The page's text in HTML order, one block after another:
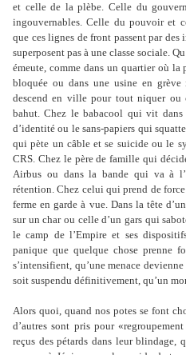
et celle de la plèbe. Celle du
ingouvernables. Celle du pouvoir et
que ces lignes de front passent par des
superposent pas à une classe sociale. Qu
émeute, comme dans un quartier où la
bloquée ou dans une usine en
descend en ville pour tout niquer ou
bahut. Chez le babacool qui vit dans
d’identité ou le sans-papiers qui
qui pète un câble et se suicide ou le
CRS. Chez le père de famille qui
Airbus ou dans la bande qui va à l’
rétention. Chez celui qui prend de
ferme en garde à vue. Dans la tête d’
sur un char ou celle d’un gars qui
le camp de l’Empire et ses
panique que quelque chose prenne
s’intensifient, qu’une menace
soit suspendu définitivement, qu’un
Alors quoi, quand nos potes se font
d’autres sont pris pour
reçus des pétards dans leur blindage,